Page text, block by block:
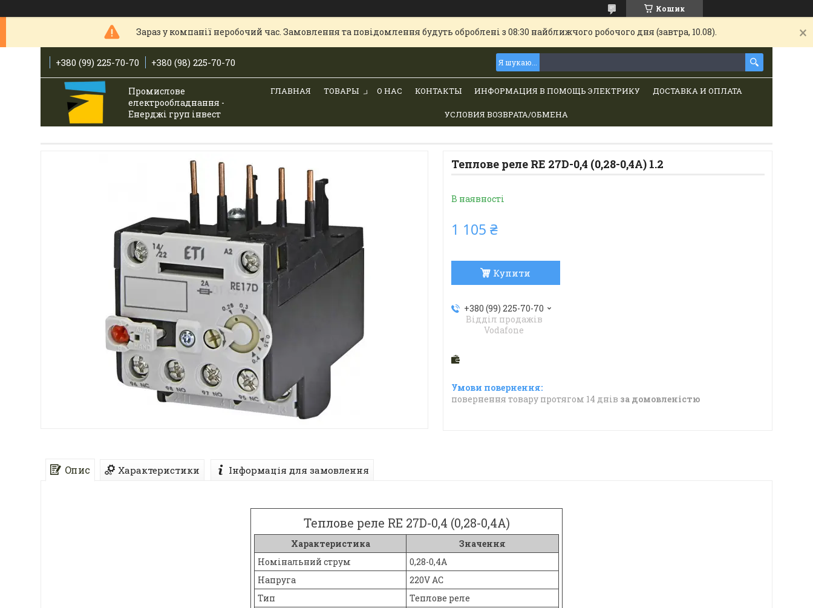
Кошик
Зараз у компанії неробочий час. Замовлення та повідомлення будуть оброблені з 08:30 найближчого робочого дня (завтра, 10.08).
+380 (99) 225-70-70 +380 (98) 225-70-70
Промислове
електрообладнання -
Енерджі груп інвест
ГЛАВНАЯ ТОВАРЫ О НАС КОНТАКТЫ ИНФОРМАЦИЯ В ПОМОЩЬ ЭЛЕКТРИКУ ДОСТАВКА И ОПЛАТА
УСЛОВИЯ ВОЗВРАТА/ОБМЕНА
Теплове реле RE 27D-0,4 (0,28-0,4A) 1.2
В наявності
1 105 ₴
Купити
+380 (99) 225-70-70
Відділ продажів
Vodafone
повернення товару протягом 14 днів за домовленістю
Опис Характеристики Інформація для замовлення
Теплове реле RE 27D-0,4 (0,28-0,4A)
Характеристика
Значення
Номінальний струм
0,28-0,4A
Напруга
220V AC
Тип
Теплове реле